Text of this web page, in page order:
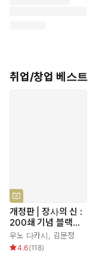
취업/창업 베스트
개정판 | 장사의 신 :
200쇄 기념 블랙에
디션
우노 다카시, 김문정
4.6(118)